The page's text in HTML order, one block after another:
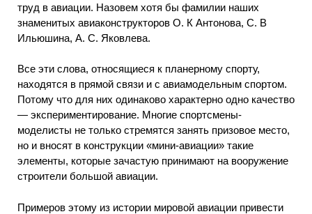
труд в авиации. Назовем хотя бы фамилии наших
знаменитых авиаконструкторов О. К Антонова, С. В
Ильюшина, А. С. Яковлева.
Все эти слова, относящиеся к планерному спорту,
находятся в прямой связи и с авиамодельным спортом.
Потому что для них одинаково характерно одно качество
— экспериментирование. Многие спортсмены-
моделисты не только стремятся занять призовое место,
но и вносят в конструкции «мини-авиации» такие
элементы, которые зачастую принимают на вооружение
строители большой авиации.
Примеров этому из истории мировой авиации привести